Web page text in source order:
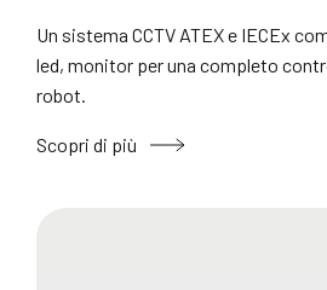
Un sistema CCTV ATEX e IECEx
led, monitor per una completo
robot.
Scopri di più